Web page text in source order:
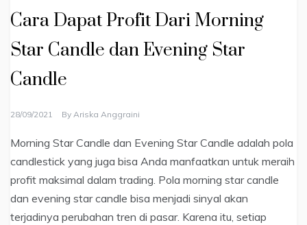
Cara Dapat Profit Dari Morning
Star Candle dan Evening Star
Candle
28/09/2021 By Ariska Anggraini
Morning Star Candle dan Evening Star Candle adalah pola
candlestick yang juga bisa Anda manfaatkan untuk meraih
profit maksimal dalam trading. Pola morning star candle
dan evening star candle bisa menjadi sinyal akan
terjadinya perubahan tren di pasar. Karena itu, setiap